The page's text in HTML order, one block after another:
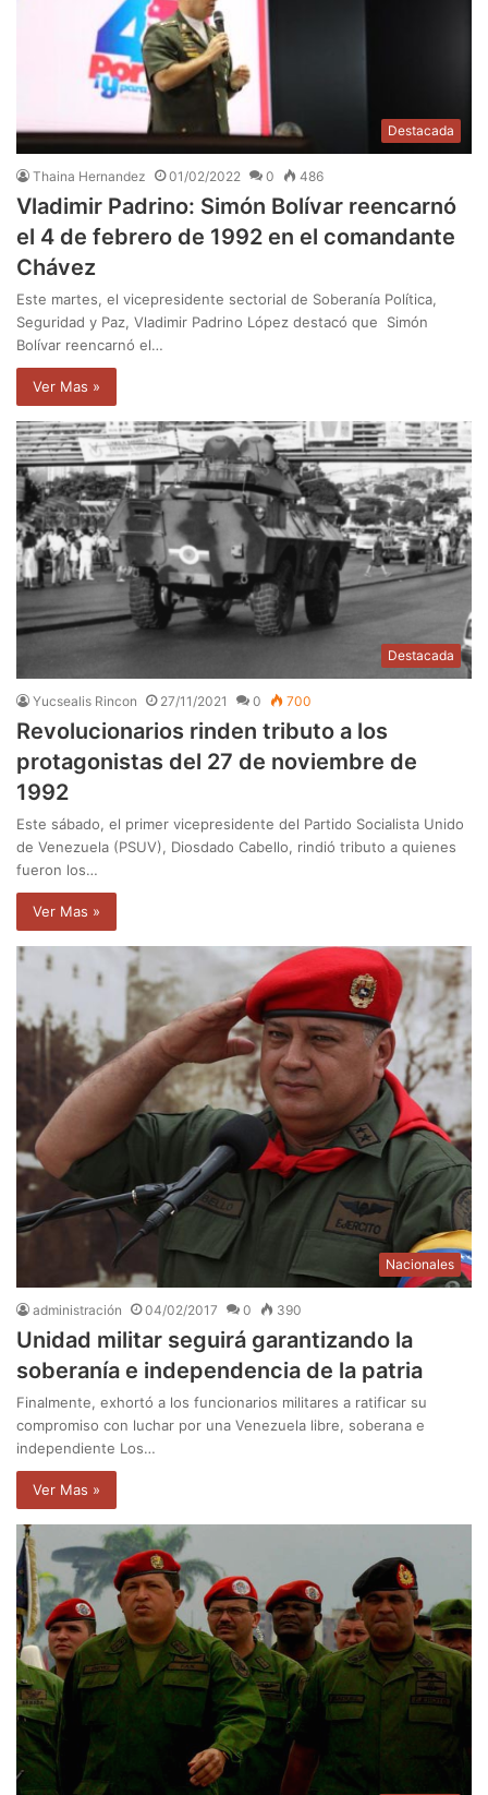
Destacada
Thaina Hernandez 01/02/2022 0 486
Vladimir Padrino: Simón Bolívar reencarnó
el 4 de febrero de 1992 en el comandante
Chávez
Este martes, el vicepresidente sectorial de Soberanía Política,
Seguridad y Paz, Vladimir Padrino López destacó que Simón
Bolívar reencarnó el…
Ver Mas »
Destacada
Yucsealis Rincon 27/11/2021 0 700
Revolucionarios rinden tributo a los
protagonistas del 27 de noviembre de
1992
Este sábado, el primer vicepresidente del Partido Socialista Unido
de Venezuela (PSUV), Diosdado Cabello, rindió tributo a quienes
fueron los…
Ver Mas »
Nacionales
administración 04/02/2017 0 390
Unidad militar seguirá garantizando la
soberanía e independencia de la patria
Finalmente, exhortó a los funcionarios militares a ratificar su
compromiso con luchar por una Venezuela libre, soberana e
independiente Los…
Ver Mas »